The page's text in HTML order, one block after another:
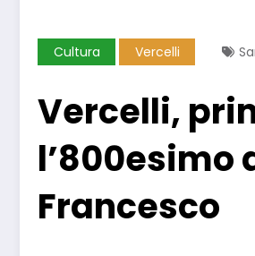
Cultura Vercelli
Vercelli,
l’800esimo
Francesco